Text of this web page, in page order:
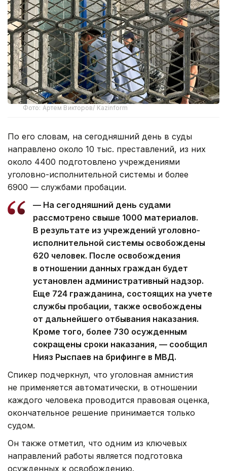
Фото: Артем Викторов/ Kazinform
По его словам, на сегодняшний день в суды
направлено около 10 тыс. преставлений, из них
около 4400 подготовлено учреждениями
уголовно-исполнительной системы и более
6900 — службами пробации.
— На сегодняшний день судами
рассмотрено свыше 1000 материалов.
В результате из учреждений уголовно-
исполнительной системы освобождены
620 человек. После освобождения
в отношении данных граждан будет
установлен административный надзор.
Еще 724 гражданина, состоящих на учете
службы пробации, также освобождены
от дальнейшего отбывания наказания.
Кроме того, более 730 осужденным
сокращены сроки наказания, — сообщил
Нияз Рыспаев на брифинге в МВД.
Спикер подчеркнул, что уголовная амнистия
не применяется автоматически, в отношении
каждого человека проводится правовая оценка,
окончательное решение принимается только
судом.
Он также отметил, что одним из ключевых
направлений работы является подготовка
осужденных к освобождению.